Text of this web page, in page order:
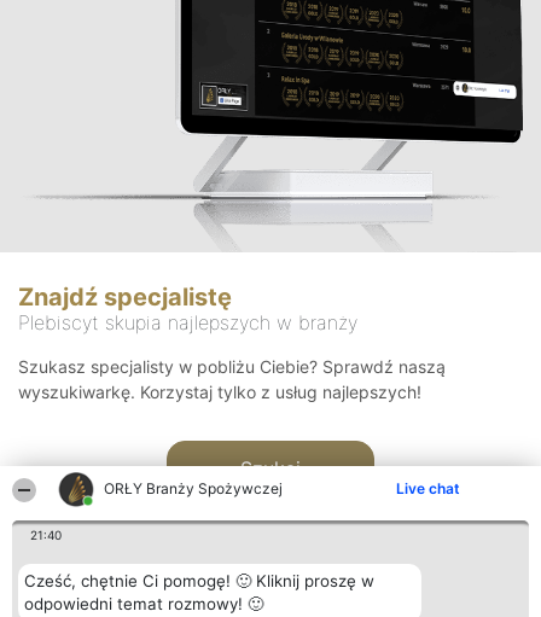
ORŁY Branży Spożywczej Live chat
21:40
Cześć, chętnie Ci pomogę! 🙂 Kliknij proszę w
odpowiedni temat rozmowy! 🙂
Znajdź specjalistę
Plebiscyt skupia najlepszych w branży
Szukasz specjalisty w pobliżu Ciebie? Sprawdź naszą
wyszukiwarkę. Korzystaj tylko z usług najlepszych!
Szukaj